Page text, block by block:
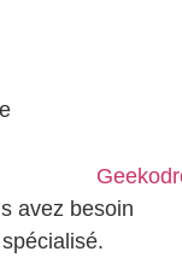
avez besoin